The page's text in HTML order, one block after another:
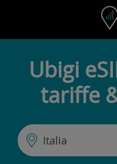
Barra di
Ubigi
tariffe